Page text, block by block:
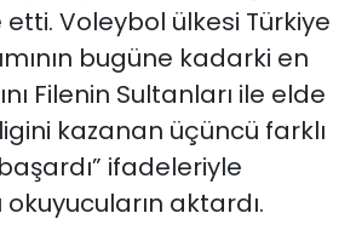
etti. Voleybol ülkesi Türkiye
bugüne kadarki en
Filenin Sultanları ile elde
kazanan üçüncü farklı
ifadeleriyle
aktardı.